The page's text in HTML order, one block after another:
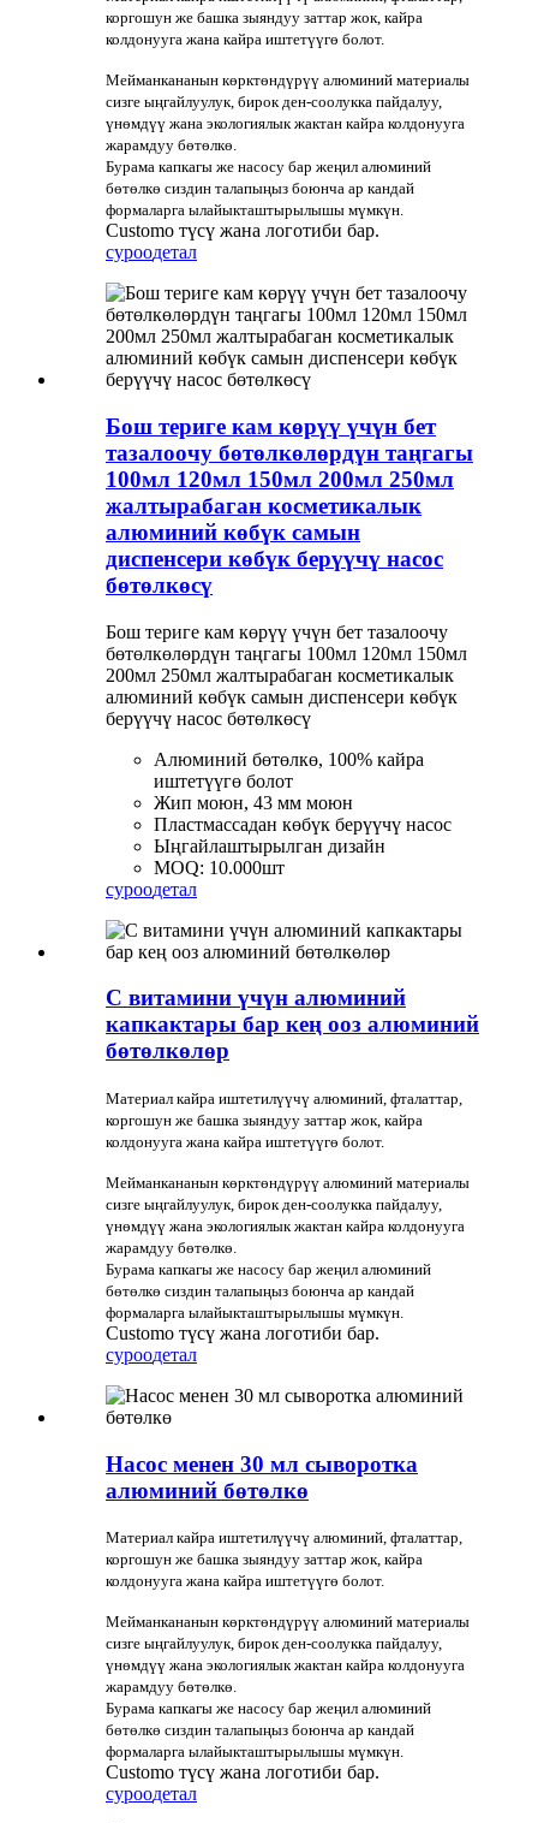
коргошун же башка зыяндуу заттар жок, кайра
колдонууга жана кайра иштетүүгө болот.
Мейманкананын көрктөндүрүү алюминий материалы
сизге ыңгайлуулук, бирок ден-соолукка пайдалуу,
үнөмдүү жана экологиялык жактан кайра колдонууга
жарамдуу бөтөлкө.
Бурама капкагы же насосу бар жеңил алюминий
бөтөлкө сиздин талапыңыз боюнча ар кандай
формаларга ылайыкташтырылышы мүмкүн.
Customo түсү жана логотиби бар.
суроодетал
Бош териге кам көрүү үчүн бет
тазалоочу бөтөлкөлөрдүн таңгагы
100мл 120мл 150мл 200мл 250мл
жалтырабаган косметикалык
алюминий көбүк самын
диспенсери көбүк берүүчү насос
бөтөлкөсү
Бош териге кам көрүү үчүн бет тазалоочу
бөтөлкөлөрдүн таңгагы 100мл 120мл 150мл
200мл 250мл жалтырабаган косметикалык
алюминий көбүк самын диспенсери көбүк
берүүчү насос бөтөлкөсү
Алюминий бөтөлкө, 100% кайра
иштетүүгө болот
Жип моюн, 43 мм моюн
Пластмассадан көбүк берүүчү насос
Ыңгайлаштырылган дизайн
MOQ: 10.000шт
суроодетал
С витамини үчүн алюминий
капкактары бар кең ооз алюминий
бөтөлкөлөр
Материал кайра иштетилүүчү алюминий, фталаттар,
коргошун же башка зыяндуу заттар жок, кайра
колдонууга жана кайра иштетүүгө болот.
Мейманкананын көрктөндүрүү алюминий материалы
сизге ыңгайлуулук, бирок ден-соолукка пайдалуу,
үнөмдүү жана экологиялык жактан кайра колдонууга
жарамдуу бөтөлкө.
Бурама капкагы же насосу бар жеңил алюминий
бөтөлкө сиздин талапыңыз боюнча ар кандай
формаларга ылайыкташтырылышы мүмкүн.
Customo түсү жана логотиби бар.
суроодетал
Насос менен 30 мл сыворотка
алюминий бөтөлкө
Материал кайра иштетилүүчү алюминий, фталаттар,
коргошун же башка зыяндуу заттар жок, кайра
колдонууга жана кайра иштетүүгө болот.
Мейманкананын көрктөндүрүү алюминий материалы
сизге ыңгайлуулук, бирок ден-соолукка пайдалуу,
үнөмдүү жана экологиялык жактан кайра колдонууга
жарамдуу бөтөлкө.
Бурама капкагы же насосу бар жеңил алюминий
бөтөлкө сиздин талапыңыз боюнча ар кандай
формаларга ылайыкташтырылышы мүмкүн.
Customo түсү жана логотиби бар.
суроодетал